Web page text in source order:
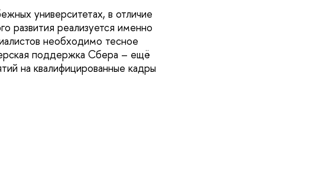
университетах, в отличие
развития реализуется именно
необходимо тесное
поддержка Сбера – ещё
на квалифицированные кадры